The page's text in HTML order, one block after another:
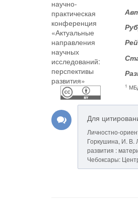
1
Для
Личностно-
Горкушина, И. В.
развития :
Чебоксары: